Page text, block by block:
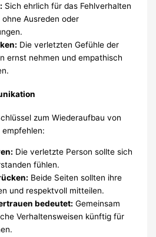
Sich ehrlich für das Fehlverhalten
Ausreden oder
Die verletzten Gefühle der
ernst nehmen und empathisch
zum Wiederaufbau von
Die verletzte Person sollte sich
fühlen.
Beide Seiten sollten ihre
und respektvoll mitteilen.
bedeutet: Gemeinsam
Verhaltensweisen künftig für